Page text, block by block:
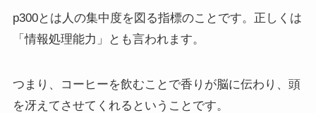
p300とは人の集中度を図る指標のことです。正しくは
「情報処理能力」とも言われます。
つまり、コーヒーを飲むことで香りが脳に伝わり、頭
を冴えてさせてくれるということです。